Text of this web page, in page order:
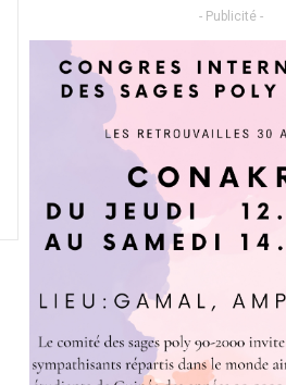
- Publicité -